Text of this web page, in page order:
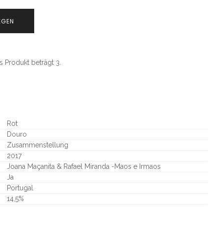
Produkt beträgt 3.
Rot
Douro
Zusammenstellung
2017
Joana Maçanita & Rafael Miranda -Maos e Irmaos
Ja
Portugal
14,5%